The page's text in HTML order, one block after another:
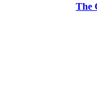
The